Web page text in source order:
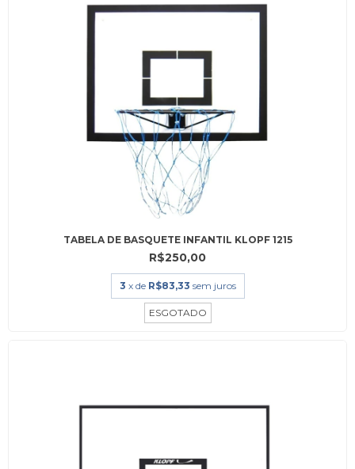
TABELA DE BASQUETE INFANTIL KLOPF 1215
R$250,00
3 x de R$83,33 sem juros
ESGOTADO